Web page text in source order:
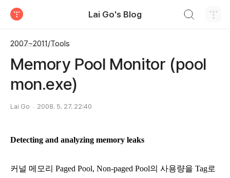
Lai Go's Blog
2007~2011/Tools
Memory Pool Monitor (pool
mon.exe)
Lai Go 2008. 5. 27. 22:40
Detecting and analyzing memory leaks
커널 메모리 Paged Pool, Non-paged Pool의 사용량을 Tag로